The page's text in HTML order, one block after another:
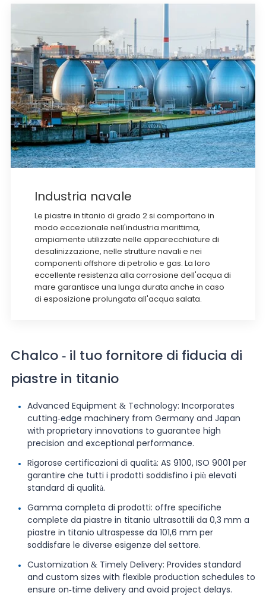
Industria navale
Le piastre in titanio di grado 2 si comportano in
modo eccezionale nell'industria marittima,
ampiamente utilizzate nelle apparecchiature di
desalinizzazione, nelle strutture navali e nei
componenti offshore di petrolio e gas. La loro
eccellente resistenza alla corrosione dell'acqua di
mare garantisce una lunga durata anche in caso
di esposizione prolungata all'acqua salata.
Chalco - il tuo fornitore di fiducia di
piastre in titanio
Advanced Equipment & Technology: Incorporates
cutting-edge machinery from Germany and Japan
with proprietary innovations to guarantee high
precision and exceptional performance.
Rigorose certificazioni di qualità: AS 9100, ISO 9001 per
garantire che tutti i prodotti soddisfino i più elevati
standard di qualità.
Gamma completa di prodotti: offre specifiche
complete da piastre in titanio ultrasottili da 0,3 mm a
piastre in titanio ultraspesse da 101,6 mm per
soddisfare le diverse esigenze del settore.
Customization & Timely Delivery: Provides standard
and custom sizes with flexible production schedules to
ensure on-time delivery and avoid project delays.